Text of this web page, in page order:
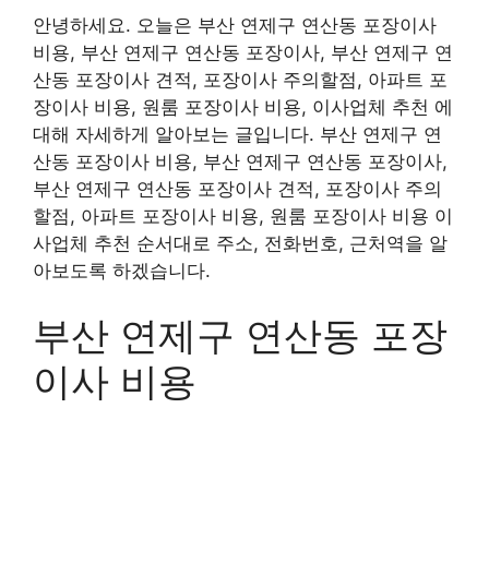
안녕하세요. 오늘은 부산 연제구 연산동 포장이사
비용, 부산 연제구 연산동 포장이사, 부산 연제구 연
산동 포장이사 견적, 포장이사 주의할점, 아파트 포
장이사 비용, 원룸 포장이사 비용, 이사업체 추천 에
대해 자세하게 알아보는 글입니다. 부산 연제구 연
산동 포장이사 비용, 부산 연제구 연산동 포장이사,
부산 연제구 연산동 포장이사 견적, 포장이사 주의
할점, 아파트 포장이사 비용, 원룸 포장이사 비용 이
사업체 추천 순서대로 주소, 전화번호, 근처역을 알
아보도록 하겠습니다.
부산 연제구 연산동 포장
이사 비용